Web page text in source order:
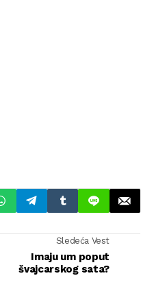
Sledeća Vest
Imaju um poput
švajcarskog sata?